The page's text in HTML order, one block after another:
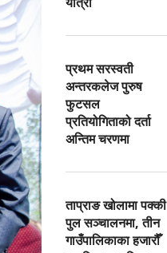
प्रथम सरस्वती
अन्तरकलेज पुरुष
फुटसल
प्रतियोगिताको दर्ता
अन्तिम चरणमा
ताप्राङ खोलामा पक्की
पुल सञ्चालनमा, तीन
गाउँपालिकाका हजारौँ